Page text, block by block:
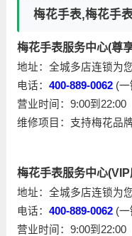
梅花手表,梅花手
梅花手表服务中心(尊
地址：全城多店连锁为
电话： 400-889-0062(一
营业时间：9:00到22:00
维修项目：支持梅花品
梅花手表服务中心(VIP
地址：全城多店连锁为
电话： 400-889-0062(一
营业时间：9:00到22:00